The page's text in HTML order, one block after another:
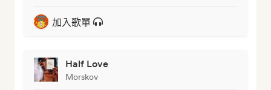
加入歌單
Half Love
Morskov